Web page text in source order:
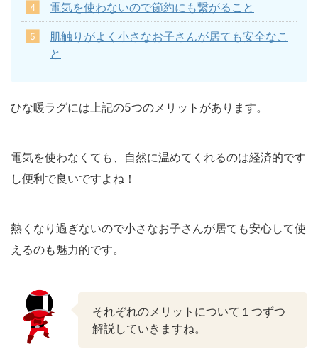
電気を使わないので節約にも繋がること
肌触りがよく小さなお子さんが居ても安全なこ
と
ひな暖ラグには上記の5つのメリットがあります。
電気を使わなくても、自然に温めてくれるのは経済的です
し便利で良いですよね！
熱くなり過ぎないので小さなお子さんが居ても安心して使
えるのも魅力的です。
それぞれのメリットについて１つずつ
解説していきますね。